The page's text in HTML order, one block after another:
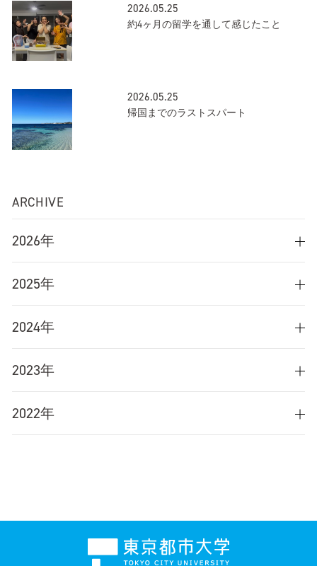
2026.05.25
約4ヶ月の留学を通して感じたこと
2026.05.25
帰国までのラストスパート
ARCHIVE
2026年
2025年
2024年
2023年
2022年